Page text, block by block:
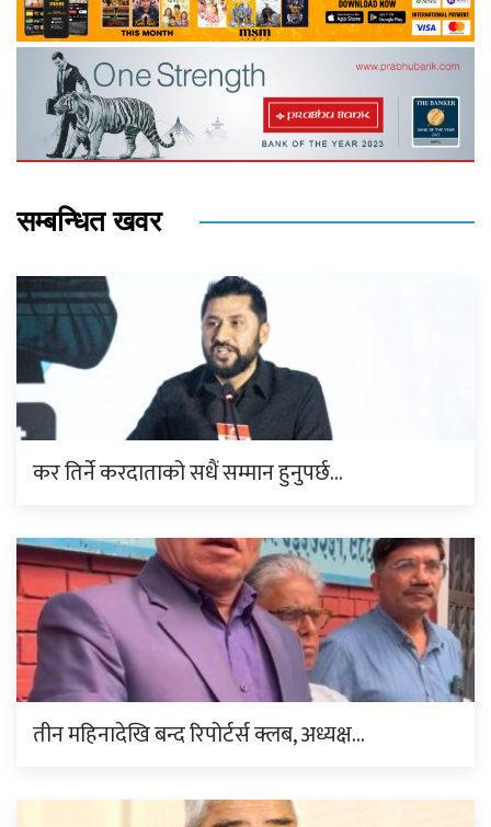
सम्बन्धित खवर
कर तिर्ने करदाताको सधैं सम्मान हुनुपर्छ…
तीन महिनादेखि बन्द रिपोर्टर्स क्लब, अध्यक्ष…